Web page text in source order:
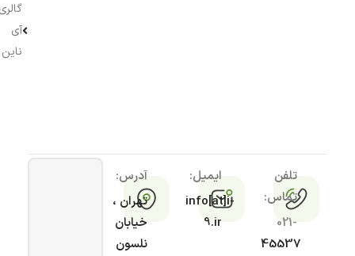
آی
ناین
تلفن
تماس:
021-
45537
ایمیل:
info[at]i-
9.ir
آدرس:
تهران ،
خیابان
نلسون